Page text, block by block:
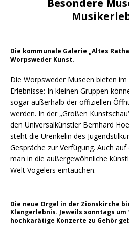
Besondere
Die kommunale Galerie „Altes
Worpsweder Kunst.
Die Worpsweder Museen bieten
Erlebnisse: In kleinen Gruppen
sogar außerhalb der offiziellen
werden. In der „Großen
den Universalkünstler Bernhard
steht die Urenkelin des
Gespräche zur Verfügung. Auch
man in die außergewöhnliche
Welt Vogelers eintauchen.
Die neue Orgel in der Zionskirche
Klangerlebnis. Jeweils sonntags um
hochkarätige Konzerte zu Gehör